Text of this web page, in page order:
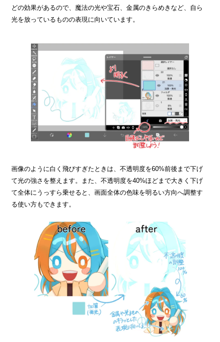
どの効果があるので、魔法の光や宝石、金属のきらめきなど、自ら
光を放っているものの表現に向いています。
画像のように白く飛びすぎたときは、不透明度を60%前後まで下げ
て光の強さを整えます。また、不透明度を40%ほどまで大きく下げ
て全体にうっすら乗せると、画面全体の色味を明るい方向へ調整す
る使い方もできます。